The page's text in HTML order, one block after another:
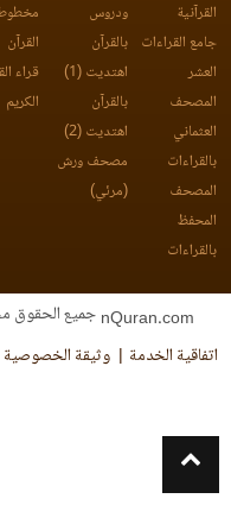
القرآنية
جامع القراءات
العشر
المصحف
العثماني
بالقراءات
المصحف
المحفظ
بالقراءات
ودروس
بالقرآن
اهتديت (1)
بالقرآن
اهتديت (2)
مصحف ورش
(مرئي)
القرآن
قراء
الكريم
جميع الحقوق
اتفاقية الخدمة
وثيقة الخصوصية